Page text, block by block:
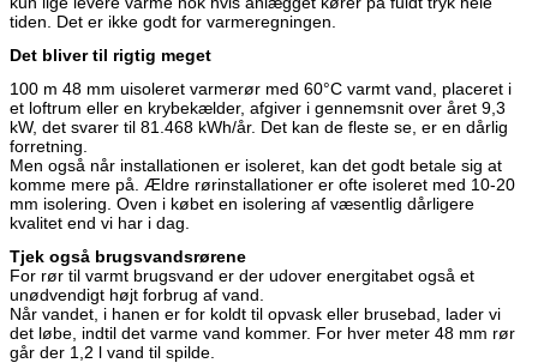
tiden. Det er ikke godt for varmeregningen.
Det bliver til rigtig meget
100 m 48 mm uisoleret varmerør med 60°C varmt vand, placeret i
et loftrum eller en krybekælder, afgiver i gennemsnit over året 9,3
kW, det svarer til 81.468 kWh/år. Det kan de fleste se, er en dårlig
forretning.
Men også når installationen er isoleret, kan det godt betale sig at
komme mere på. Ældre rørinstallationer er ofte isoleret med 10-20
mm isolering. Oven i købet en isolering af væsentlig dårligere
kvalitet end vi har i dag.
Tjek også brugsvandsrørene
For rør til varmt brugsvand er der udover energitabet også et
unødvendigt højt forbrug af vand.
Når vandet, i hanen er for koldt til opvask eller brusebad, lader vi
det løbe, indtil det varme vand kommer. For hver meter 48 mm rør
går der 1,2 l vand til spilde.